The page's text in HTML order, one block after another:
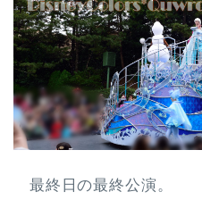
最終日の最終公演。